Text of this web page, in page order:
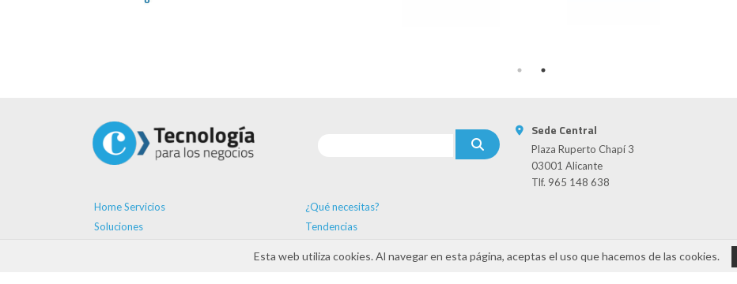
Home Servicios
¿Qué necesitas?
Soluciones
Tendencias
Sede Central
Plaza Ruperto Chapí 3
03001 Alicante
Tlf. 965 148 638
Esta web utiliza cookies. Al navegar en esta página, aceptas el uso que hacemos de las cookies.